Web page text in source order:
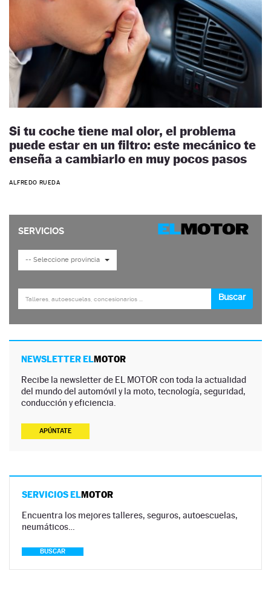
Si tu coche tiene mal olor, el problema
puede estar en un filtro: este mecánico te
enseña a cambiarlo en muy pocos pasos
ALFREDO RUEDA
NEWSLETTER ELMOTOR
Recibe la newsletter de EL MOTOR con toda la actualidad
del mundo del automóvil y la moto, tecnología, seguridad,
conducción y eficiencia.
APÚNTATE
SERVICIOS ELMOTOR
Encuentra los mejores talleres, seguros, autoescuelas,
neumáticos…
BUSCAR